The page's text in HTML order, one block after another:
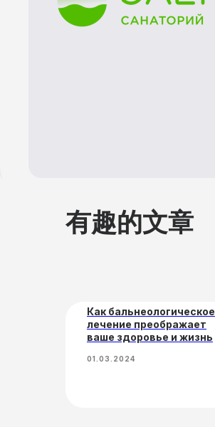
有趣的文章
Как бальнеологическое
лечение преображает
ваше здоровье и жизнь
01.03.2024